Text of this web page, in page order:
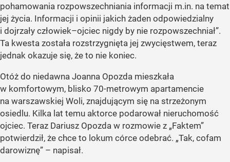
pohamowania rozpowszechniania informacji m.in. na temat
jej życia. Informacji i opinii jakich żaden odpowiedzialny
i dojrzały człowiek–ojciec nigdy by nie rozpowszechniał”.
Ta kwesta została rozstrzygnięta jej zwycięstwem, teraz
jednak okazuje się, że to nie koniec.
Otóż do niedawna Joanna Opozda mieszkała
w komfortowym, blisko 70-metrowym apartamencie
na warszawskiej Woli, znajdującym się na strzeżonym
osiedlu. Kilka lat temu aktorce podarował nieruchomość
ojciec. Teraz Dariusz Opozda w rozmowie z „Faktem”
potwierdził, że chce to lokum córce odebrać. „Tak, cofam
darowiznę” – napisał.